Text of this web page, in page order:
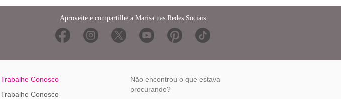
Aproveite e compartilhe a Marisa nas Redes Sociais
Não encontrou o que estava
procurando?
Trabalhe Conosco
Trabalhe Conosco